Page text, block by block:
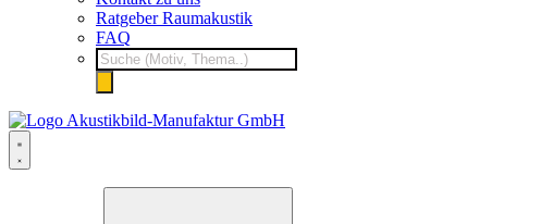
Ratgeber Raumakustik
FAQ
Products
search